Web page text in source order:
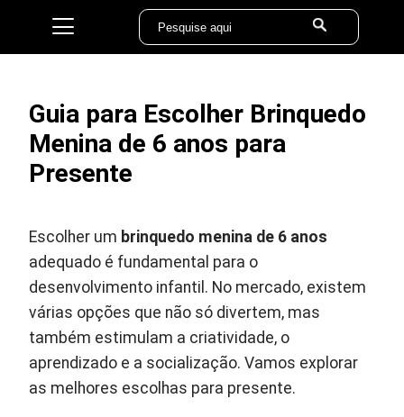
Guia para Escolher Brinquedo
Menina de 6 anos para
Presente
Escolher um brinquedo menina de 6 anos
adequado é fundamental para o
desenvolvimento infantil. No mercado, existem
várias opções que não só divertem, mas
também estimulam a criatividade, o
aprendizado e a socialização. Vamos explorar
as melhores escolhas para presente.